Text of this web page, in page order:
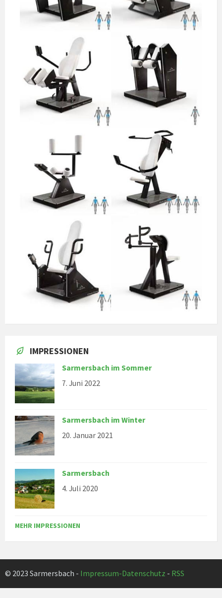
IMPRESSIONEN
Sarmersbach im Sommer
7. Juni 2022
Sarmersbach im Winter
20. Januar 2021
Sarmersbach
4. Juli 2020
MEHR IMPRESSIONEN
© 2023 Sarmersbach - Impressum-Datenschutz - RSS